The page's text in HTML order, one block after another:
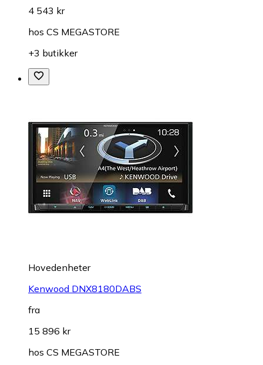
4 543 kr
hos CS MEGASTORE
+3 butikker
Hovedenheter
Kenwood DNX8180DABS
fra
15 896 kr
hos CS MEGASTORE